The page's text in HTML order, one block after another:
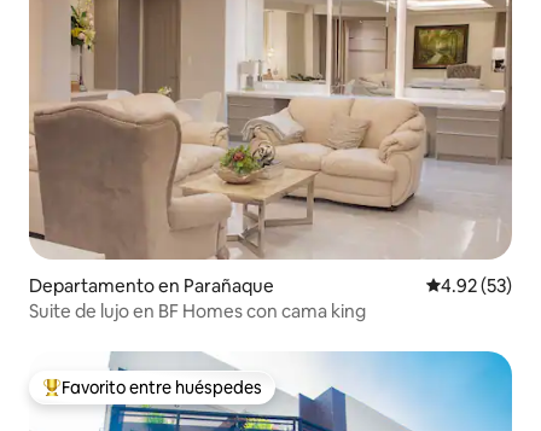
Departamento en Parañaque Calificación
4.92 (53)
Suite de lujo en BF Homes con cama king
De los mejores en Favorito entre huéspedes
Favorito entre huéspedes